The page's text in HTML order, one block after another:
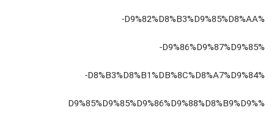
%D9%82%D8%B3%D9%85%D8%AA-
%D9%86%D9%87%D9%85-
%D8%B3%D8%B1%DB%8C%D8%A7%D9%84-
%D9%85%D9%85%D9%86%D9%88%D8%B9%D9%